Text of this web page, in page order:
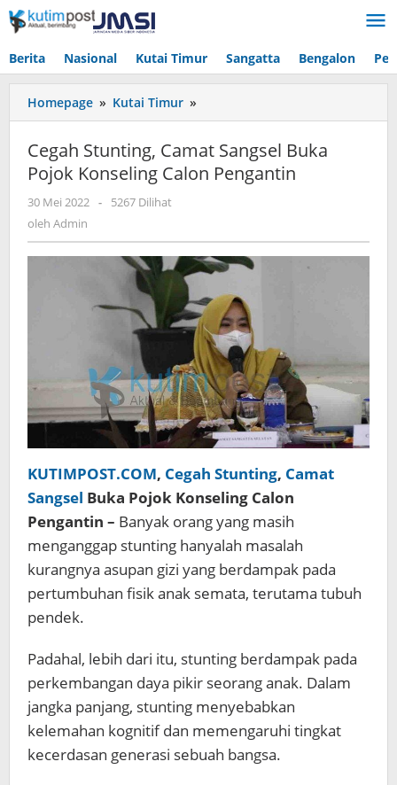
Lewati
ke
Berita Nasional Kutai Timur Sangatta Bengalon
Homepage » Kutai Timur »
Stunting,
Sangsel
Buka
Cegah Stunting, Camat Sangsel Buka
Pojok Konseling Calon Pengantin
30 Mei 2022 oleh
-
5267 Dilihat
oleh Admin
KUTIMPOST.COM, Cegah Stunting, Camat
Sangsel Buka Pojok Konseling Calon
Pengantin – Banyak orang yang masih
menganggap stunting hanyalah masalah
kurangnya asupan gizi yang berdampak pada
pertumbuhan fisik anak semata, terutama tubuh
pendek.
Padahal, lebih dari itu, stunting berdampak pada
perkembangan daya pikir seorang anak. Dalam
jangka panjang, stunting menyebabkan
kelemahan kognitif dan memengaruhi tingkat
kecerdasan generasi sebuah bangsa.